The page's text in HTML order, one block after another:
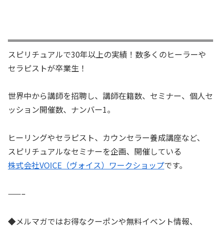
スピリチュアルで30年以上の実績！数多くのヒーラーや
セラピストが卒業生！
世界中から講師を招聘し、講師在籍数、セミナー、個人セ
ッション開催数、ナンバー1。
ヒーリングやセラピスト、カウンセラー養成講座など、
スピリチュアルなセミナーを企画、開催している
株式会社VOICE（ヴォイス）ワークショップです。
——–
◆メルマガではお得なクーポンや無料イベント情報、